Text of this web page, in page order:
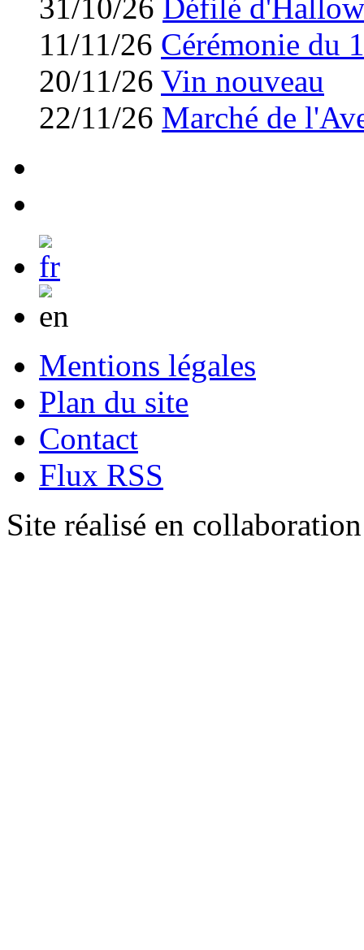
31/10/26 Défilé
11/11/26 Cérémonie du
20/11/26 Vin nouveau
22/11/26 Marché de
Mentions légales
Plan du site
Contact
Flux RSS
Site réalisé en